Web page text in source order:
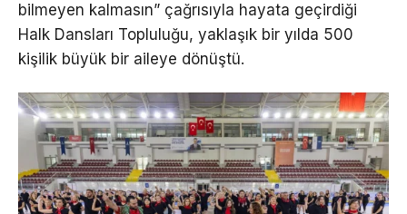
bilmeyen kalmasın” çağrısıyla hayata geçirdiği
Halk Dansları Topluluğu, yaklaşık bir yılda 500
kişilik büyük bir aileye dönüştü.